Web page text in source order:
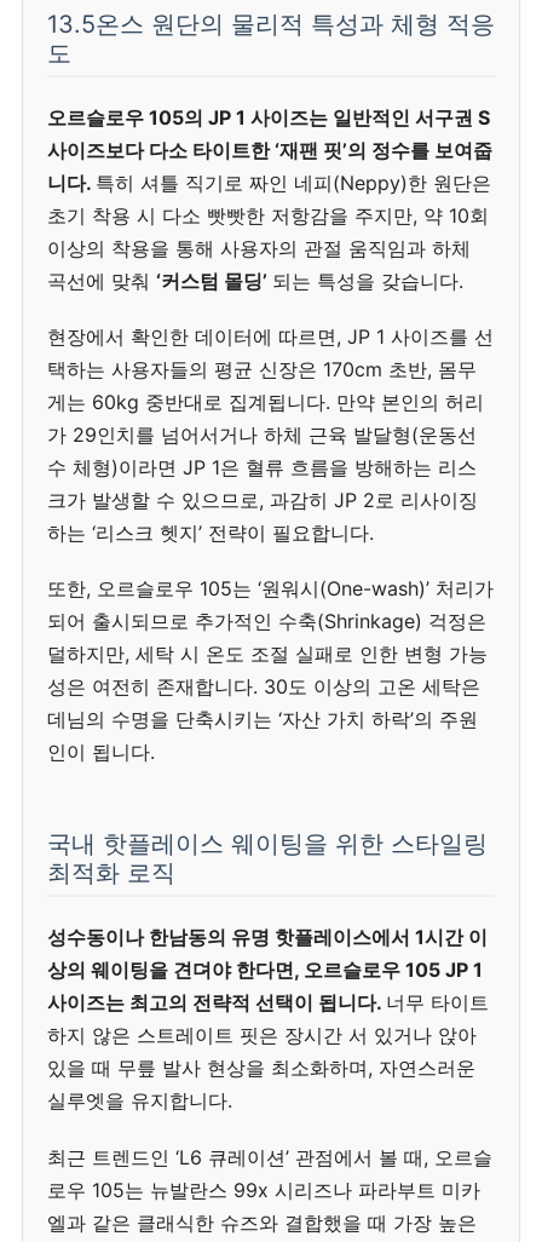
13.5온스 원단의 물리적 특성과 체형 적응
도
오르슬로우 105의 JP 1 사이즈는 일반적인 서구권 S
사이즈보다 다소 타이트한 ‘재팬 핏’의 정수를 보여줍
니다. 특히 셔틀 직기로 짜인 네피(Neppy)한 원단은
초기 착용 시 다소 빳빳한 저항감을 주지만, 약 10회
이상의 착용을 통해 사용자의 관절 움직임과 하체
곡선에 맞춰 ‘커스텀 몰딩’ 되는 특성을 갖습니다.
현장에서 확인한 데이터에 따르면, JP 1 사이즈를 선
택하는 사용자들의 평균 신장은 170cm 초반, 몸무
게는 60kg 중반대로 집계됩니다. 만약 본인의 허리
가 29인치를 넘어서거나 하체 근육 발달형(운동선
수 체형)이라면 JP 1은 혈류 흐름을 방해하는 리스
크가 발생할 수 있으므로, 과감히 JP 2로 리사이징
하는 ‘리스크 헷지’ 전략이 필요합니다.
또한, 오르슬로우 105는 ‘원워시(One-wash)’ 처리가
되어 출시되므로 추가적인 수축(Shrinkage) 걱정은
덜하지만, 세탁 시 온도 조절 실패로 인한 변형 가능
성은 여전히 존재합니다. 30도 이상의 고온 세탁은
데님의 수명을 단축시키는 ‘자산 가치 하락’의 주원
인이 됩니다.
국내 핫플레이스 웨이팅을 위한 스타일링
최적화 로직
성수동이나 한남동의 유명 핫플레이스에서 1시간 이
상의 웨이팅을 견뎌야 한다면, 오르슬로우 105 JP 1
사이즈는 최고의 전략적 선택이 됩니다. 너무 타이트
하지 않은 스트레이트 핏은 장시간 서 있거나 앉아
있을 때 무릎 발사 현상을 최소화하며, 자연스러운
실루엣을 유지합니다.
최근 트렌드인 ‘L6 큐레이션’ 관점에서 볼 때, 오르슬
로우 105는 뉴발란스 99x 시리즈나 파라부트 미카
엘과 같은 클래식한 슈즈와 결합했을 때 가장 높은